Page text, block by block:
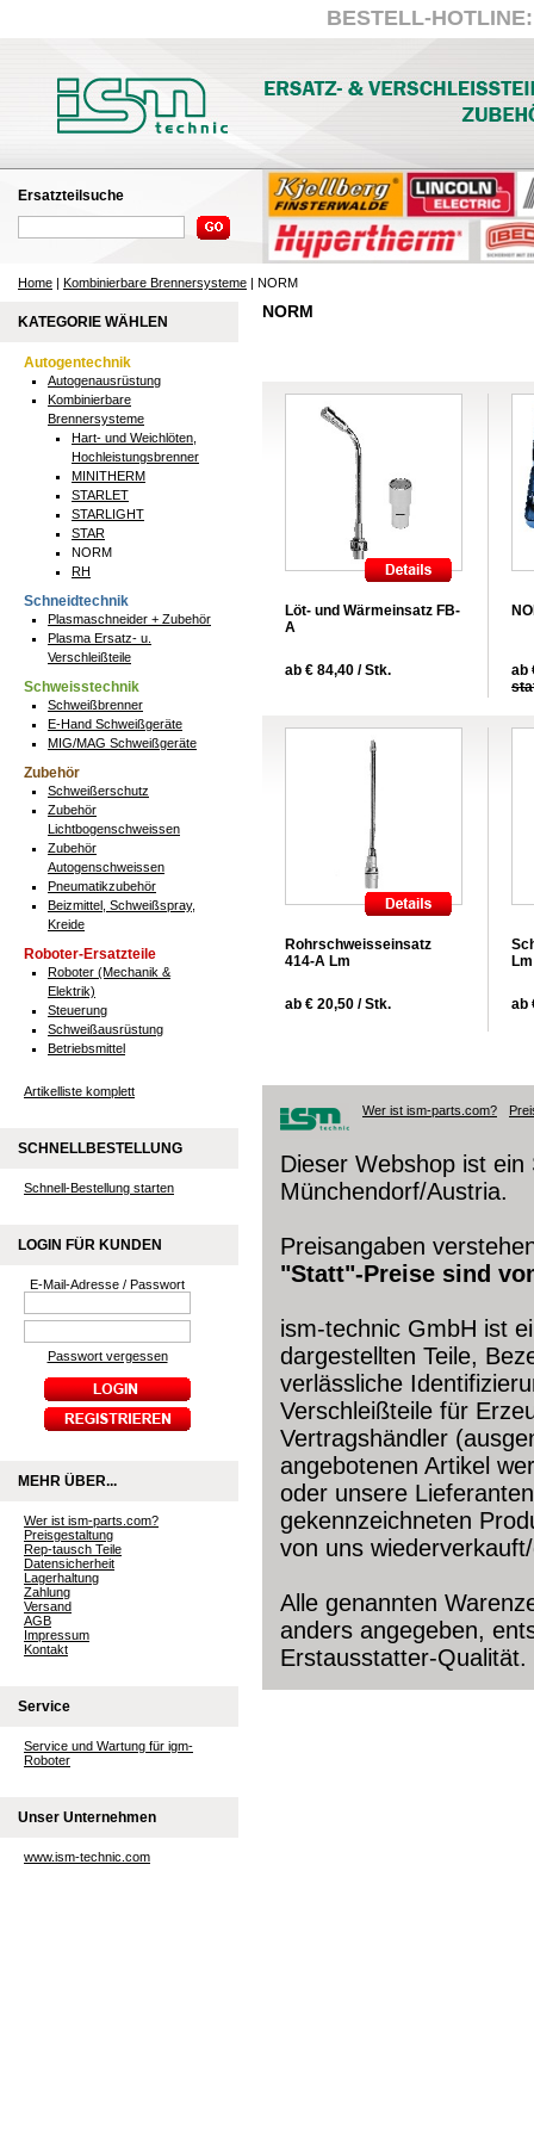
BESTELL-
Ersatzteilsuche
Home | Kombinierbare Brennersysteme | NORM
KATEGORIE WÄHLEN
Autogentechnik
Autogenausrüstung
Kombinierbare
Brennersysteme
Hart- und Weichlöten,
Hochleistungsbrenner
MINITHERM
STARLET
STARLIGHT
STAR
NORM
RH
Schneidtechnik
Plasmaschneider + Zubehör
Plasma Ersatz- u.
Verschleißteile
Schweisstechnik
Schweißbrenner
E-Hand Schweißgeräte
MIG/MAG Schweißgeräte
Zubehör
Schweißerschutz
Zubehör
Lichtbogenschweissen
Zubehör
Autogenschweissen
Pneumatikzubehör
Beizmittel, Schweißspray,
Kreide
Roboter-Ersatzteile
Roboter (Mechanik &
Elektrik)
Steuerung
Schweißausrüstung
Betriebsmittel
Artikelliste komplett
SCHNELLBESTELLUNG
Schnell-Bestellung starten
LOGIN FÜR KUNDEN
E-Mail-Adresse / Passwort
Passwort vergessen
MEHR ÜBER...
Wer ist ism-parts.com?
Preisgestaltung
Rep-tausch Teile
Datensicherheit
Lagerhaltung
Zahlung
Versand
AGB
Impressum
Kontakt
Service
Service und Wartung für igm-
Roboter
Unser Unternehmen
www.ism-technic.com
NORM
Löt- und Wärmeinsatz FB-
A
ab € 84,40 / Stk.
ab
Rohrschweisseinsatz
414-A Lm
ab € 20,50 / Stk.
Lm
ab
Wer ist ism-parts.com?
Dieser Webshop ist
Münchendorf/Austria.
Preisangaben
"Statt"-Preise sind
ism-technic GmbH ist
dargestellten Teile,
verlässliche
Verschleißteile für
Vertragshändler
angebotenen Artikel
oder unsere
gekennzeichneten
von uns
Alle genannten
anders angegeben,
Erstausstatter-Qualität.